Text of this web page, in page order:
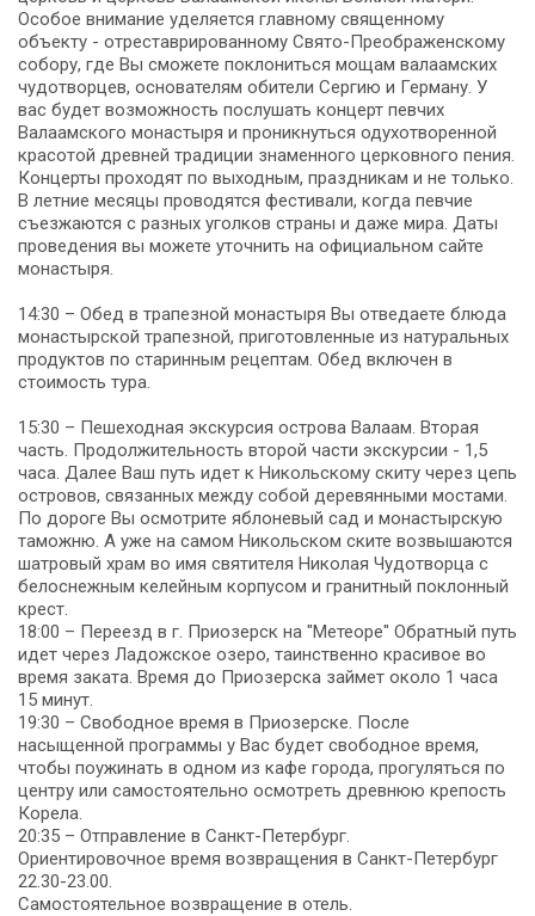
Особое внимание уделяется главному священному
объекту - отреставрированному Свято-Преображенскому
собору, где Вы сможете поклониться мощам валаамских
чудотворцев, основателям обители Сергию и Герману. У
вас будет возможность послушать концерт певчих
Валаамского монастыря и проникнуться одухотворенной
красотой древней традиции знаменного церковного пения.
Концерты проходят по выходным, праздникам и не только.
В летние месяцы проводятся фестивали, когда певчие
съезжаются с разных уголков страны и даже мира. Даты
проведения вы можете уточнить на официальном сайте
монастыря.
14:30 – Обед в трапезной монастыря Вы отведаете блюда
монастырской трапезной, приготовленные из натуральных
продуктов по старинным рецептам. Обед включен в
стоимость тура.
15:30 – Пешеходная экскурсия острова Валаам. Вторая
часть. Продолжительность второй части экскурсии - 1,5
часа. Далее Ваш путь идет к Никольскому скиту через цепь
островов, связанных между собой деревянными мостами.
По дороге Вы осмотрите яблоневый сад и монастырскую
таможню. А уже на самом Никольском ските возвышаются
шатровый храм во имя святителя Николая Чудотворца с
белоснежным келейным корпусом и гранитный поклонный
крест.
18:00 – Переезд в г. Приозерск на "Метеоре" Обратный путь
идет через Ладожское озеро, таинственно красивое во
время заката. Время до Приозерска займет около 1 часа
15 минут.
19:30 – Свободное время в Приозерске. После
насыщенной программы у Вас будет свободное время,
чтобы поужинать в одном из кафе города, прогуляться по
центру или самостоятельно осмотреть древнюю крепость
Корела.
20:35 – Отправление в Санкт-Петербург.
Ориентировочное время возвращения в Санкт-Петербург
22.30-23.00.
Самостоятельное возвращение в отель.